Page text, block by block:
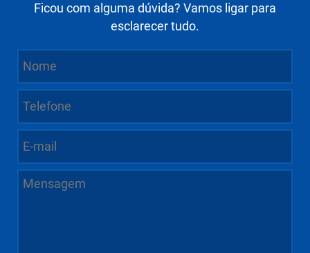
Ficou com alguma dúvida? Vamos ligar para
esclarecer tudo.